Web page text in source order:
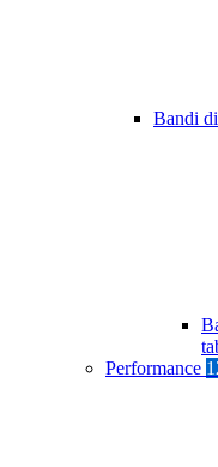
Bandi
Performance